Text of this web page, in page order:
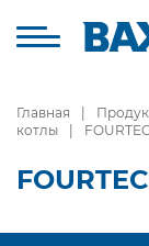
Главная
котлы